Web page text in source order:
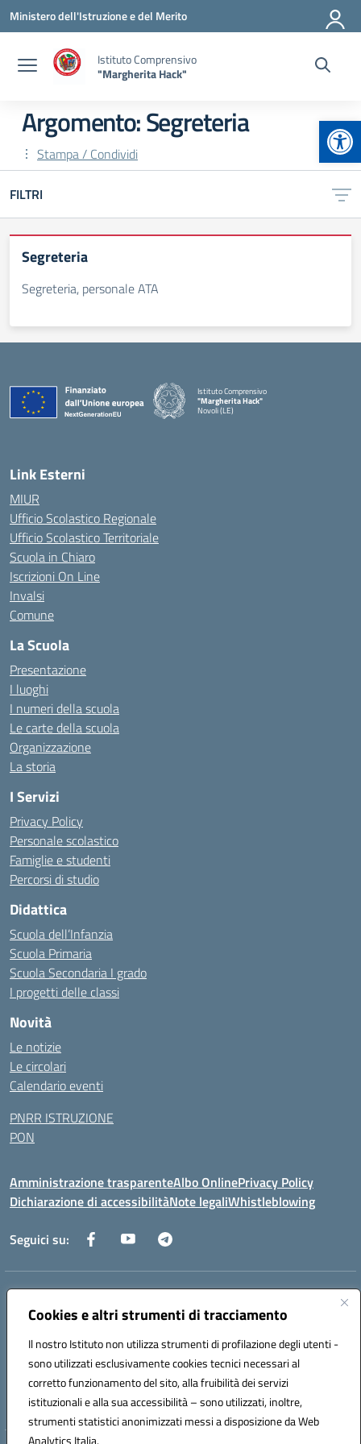
Cookies e altri strumenti di tracciamento
Il nostro Istituto non utilizza strumenti di profilazione degli utenti -
sono utilizzati esclusivamente cookies tecnici necessari al
corretto funzionamento del sito, alla fruibilità dei servizi
istituzionali e alla sua accessibilità – sono utilizzati, inoltre,
strumenti statistici anonimizzati messi a disposizione da Web
Analytics Italia.
Vai ai contenuti
Vai al menu di navigazione
Vai al footer
Ministero dell'Istruzione e del Merito
Istituto Comprensivo
"Margherita Hack"
Argomento: Segreteria
Stampa / Condividi
FILTRI
Segreteria
Segreteria, personale ATA
Istituto Comprensivo
"Margherita Hack"
Novoli (LE)
Link Esterni
MIUR
Ufficio Scolastico Regionale
Ufficio Scolastico Territoriale
Scuola in Chiaro
Iscrizioni On Line
Invalsi
Comune
La Scuola
Presentazione
I luoghi
I numeri della scuola
Le carte della scuola
Organizzazione
La storia
I Servizi
Privacy Policy
Personale scolastico
Famiglie e studenti
Percorsi di studio
Didattica
Scuola dell’Infanzia
Scuola Primaria
Scuola Secondaria I grado
I progetti delle classi
Novità
Le notizie
Le circolari
Calendario eventi
PNRR ISTRUZIONE
PON
Amministrazione trasparenteAlbo OnlinePrivacy Policy
Dichiarazione di accessibilitàNote legaliWhistleblowing
Seguici su:
Indirizzo:
Centralino:0832712132 Email:leic84200l@istruzione.it
Codice fiscale: 80012890754
Codice meccanografico:
LEIC84200L
Codice unico di fatturazione (CUF): UF9DQ6